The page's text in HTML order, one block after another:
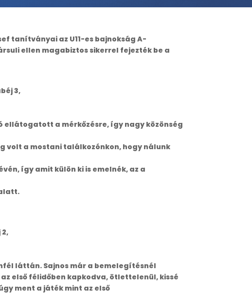
tanítványai az U11-es bajnokság A-
ellen magabiztos sikerrel fejezték be a
3,
ellátogatott a mérkőzésre, így nagy közönség
volt a mostani találkozónkon, hogy nálunk
így amit külön ki is emelnék, az a
láttán. Sajnos már a bemelegítésnél
első félidőben kapkodva, ötlettelenül, kissé
ment a játék mint az első